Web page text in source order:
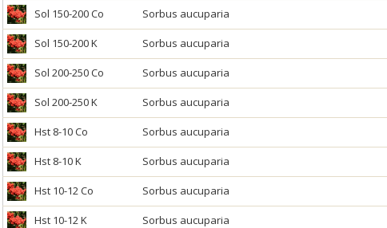
Sol 150-200 Co Sorbus aucuparia
Sol 150-200 K Sorbus aucuparia
Sol 200-250 Co Sorbus aucuparia
Sol 200-250 K Sorbus aucuparia
Hst 8-10 Co Sorbus aucuparia
Hst 8-10 K Sorbus aucuparia
Hst 10-12 Co Sorbus aucuparia
Hst 10-12 K Sorbus aucuparia